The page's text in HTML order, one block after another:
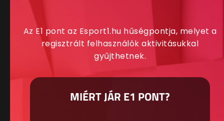
Az E1 pont az Esport1.hu hűségpontja, melyet a
regisztrált felhasználók aktivitásukkal
gyűjthetnek.
MIÉRT JÁR E1 PONT?